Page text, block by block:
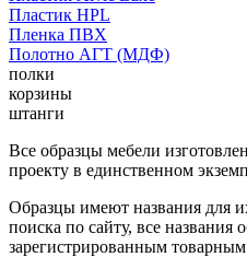
Пластик HPL
Пленка ПВХ
Полотно АГТ (МДФ)
полки
корзины
штанги
Все образцы мебели
проекту в единственном
Образцы имеют названия для
поиска по сайту, все названия
зарегистрированным